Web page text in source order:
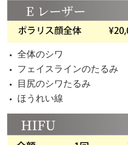
全体のシワ
フェイスラインのたるみ
目尻のシワたるみ
ほうれい線